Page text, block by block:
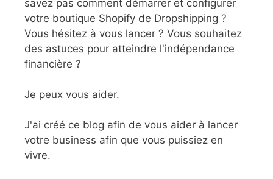
savez pas comment démarrer et configurer
votre boutique Shopify de Dropshipping ?
Vous hésitez à vous lancer ? Vous souhaitez
des astuces pour atteindre l'indépendance
financière ?
Je peux vous aider.
J'ai créé ce blog afin de vous aider à lancer
votre business afin que vous puissiez en
vivre.